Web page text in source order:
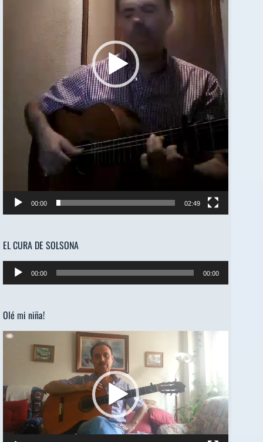
00:00 02:49
EL CURA DE SOLSONA
Reproductor
de
00:00 00:00
Olé mi niña!
Reproductor